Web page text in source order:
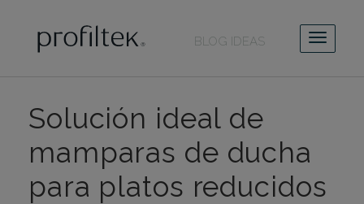
BLOG IDEAS
Solución ideal de
mamparas de ducha
para platos reducidos